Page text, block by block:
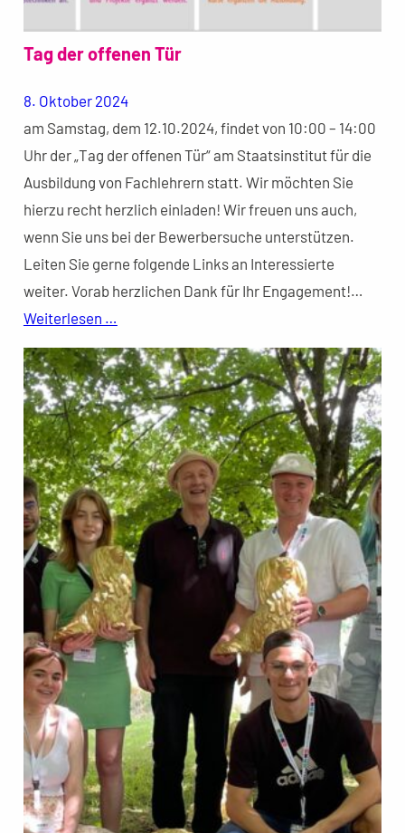
Tag der offenen Tür
8. Oktober 2024
am Samstag, dem 12.10.2024, findet von 10:00 – 14:00
Uhr der „Tag der offenen Tür“ am Staatsinstitut für die
Ausbildung von Fachlehrern statt. Wir möchten Sie
hierzu recht herzlich einladen! Wir freuen uns auch,
wenn Sie uns bei der Bewerbersuche unterstützen.
Leiten Sie gerne folgende Links an Interessierte
weiter. Vorab herzlichen Dank für Ihr Engagement!…
Weiterlesen …